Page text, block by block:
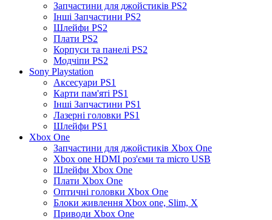
Запчастини для джойстиків PS2
Інші Запчастини PS2
Шлейфи PS2
Плати PS2
Корпуси та панелі PS2
Модчіпи PS2
Sony Playstation
Аксесуари PS1
Карти пам'яті PS1
Інші Запчастини PS1
Лазерні головки PS1
Шлейфи PS1
Xbox One
Запчастини для джойстиків Xbox One
Xbox one HDMI роз'єми та micro USB
Шлейфи Xbox One
Плати Xbox One
Оптичні головки Xbox One
Блоки живлення Xbox one, Slim, X
Приводи Xbox One